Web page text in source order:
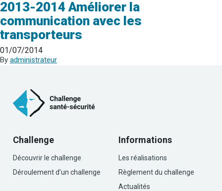
2013-2014 Améliorer la
communication avec les
transporteurs
01/07/2014
By administrateur
Challenge
Découvrir le challenge
Déroulement d’un challenge
Informations
Les réalisations
Règlement du challenge
Actualités